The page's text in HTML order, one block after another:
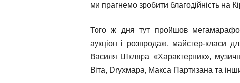
ми прагнемо зробити благодійність на
Того ж дня тут пройшов
аукціон і розпродаж, майстер-класи
Василя Шкляра «Характерник»,
Віта, Dryхмара, Макса Партизана та